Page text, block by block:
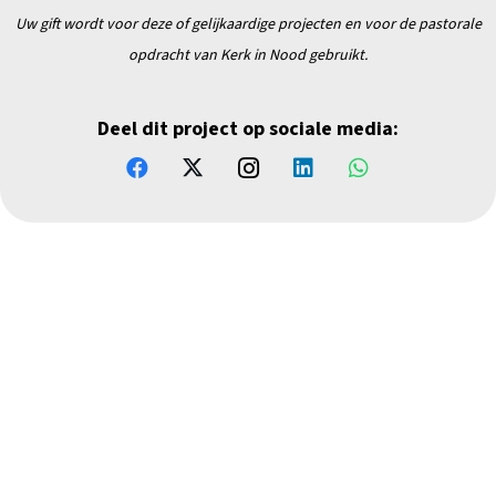
Uw gift wordt voor deze of gelijkaardige projecten en voor de pastorale
opdracht van Kerk in Nood gebruikt.
Deel dit project op sociale media: